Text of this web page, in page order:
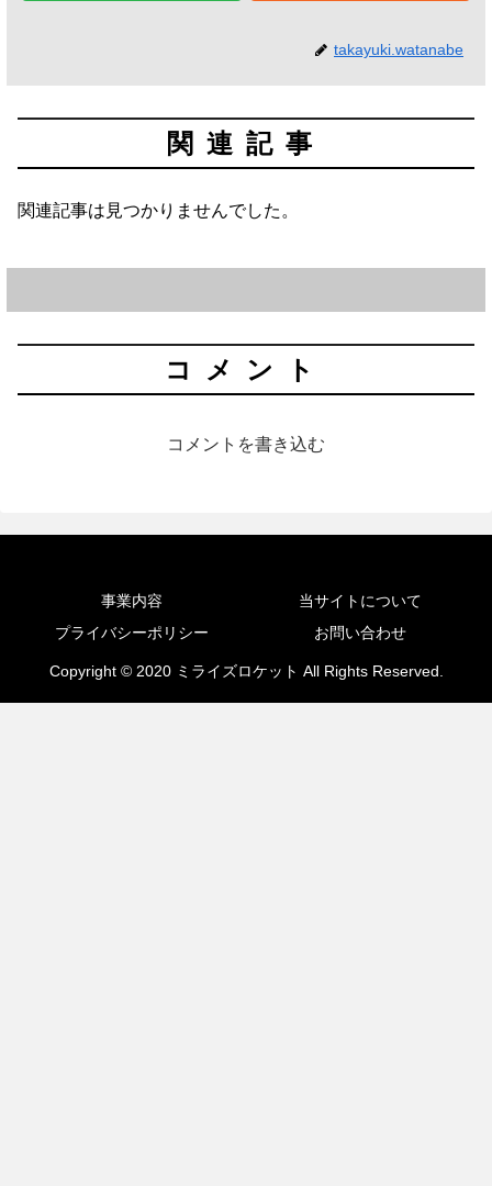
takayuki.watanabe
関連記事
関連記事は見つかりませんでした。
コメント
コメントを書き込む
事業内容
当サイトについて
プライバシーポリシー
お問い合わせ
Copyright © 2020 ミライズロケット All Rights Reserved.